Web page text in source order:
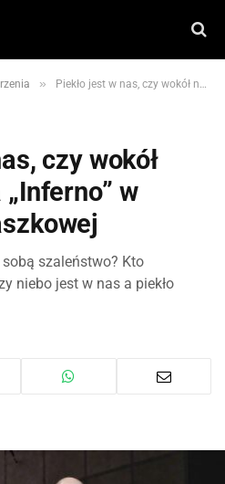
» Piekło jest w nas, czy wokół nas? Premiera „Inferno” w Teatrze Siemaszkowej
czy wokół
w
szaleństwo? Kto
niebo jest w nas a piekło